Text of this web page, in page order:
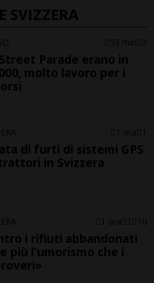
SVIZZERA
53 min 2
Parade erano in
molto lavoro per i
1 ora 1
di furti di sistemi GPS
in Svizzera
1 ora 1 10
i rifiuti abbandonati
più l'umorismo che i